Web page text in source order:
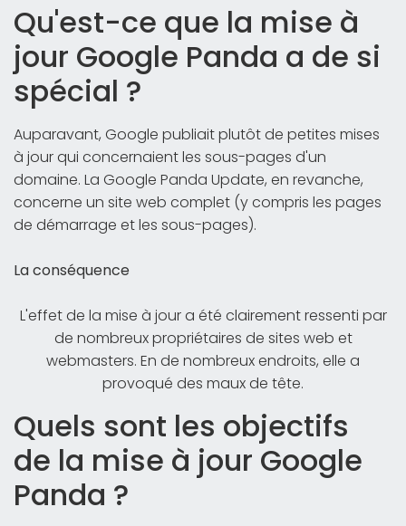
Qu'est-ce que la mise à
jour Google Panda a de si
spécial ?
Auparavant, Google publiait plutôt de petites mises
à jour qui concernaient les sous-pages d'un
domaine. La Google Panda Update, en revanche,
concerne un site web complet (y compris les pages
de démarrage et les sous-pages).
La conséquence
L'effet de la mise à jour a été clairement ressenti par
de nombreux propriétaires de sites web et
webmasters. En de nombreux endroits, elle a
provoqué des maux de tête.
Quels sont les objectifs
de la mise à jour Google
Panda ?